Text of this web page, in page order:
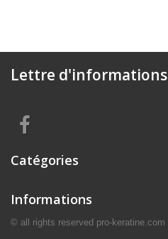
Lettre d'informations
Catégories
Informations
© all rights reserved pro-keratine.com